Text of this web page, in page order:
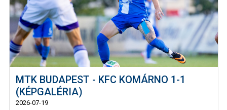
MTK BUDAPEST - KFC KOMÁRNO 1-1
(KÉPGALÉRIA)
2026-07-19